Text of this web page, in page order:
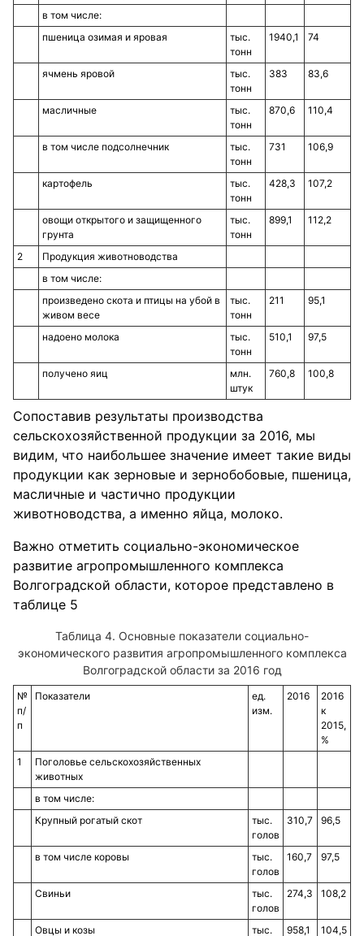
в том числе:
пшеница озимая и яровая
тыс.
тонн
1940,1 74
ячмень яровой
тыс.
тонн
383 83,6
масличные
тыс.
тонн
870,6 110,4
в том числе подсолнечник
тыс.
тонн
731 106,9
картофель
тыс.
тонн
428,3 107,2
овощи открытого и защищенного
грунта
тыс.
тонн
899,1 112,2
2
Продукция животноводства
в том числе:
произведено скота и птицы на убой в
живом весе
тыс.
тонн
211 95,1
надоено молока
тыс.
тонн
510,1 97,5
получено яиц
млн.
штук
760,8 100,8
Сопоставив результаты производства
сельскохозяйственной продукции за 2016, мы
видим, что наибольшее значение имеет такие виды
продукции как зерновые и зернобобовые, пшеница,
масличные и частично продукции
животноводства, а именно яйца, молоко.
Важно отметить социально-экономическое
развитие агропромышленного комплекса
Волгоградской области, которое представлено в
таблице 5
Основные показатели социально-
экономического развития агропромышленного комплекса
Волгоградской области за 2016 год
№
п/
п
Показатели
ед.
изм.
2016
2016
к
2015,
%
1
Поголовье сельскохозяйственных
животных
в том числе:
Крупный рогатый скот
тыс.
голов
310,7 96,5
в том числе коровы
тыс.
голов
160,7 97,5
Свиньи
тыс.
голов
274,3 108,2
Овцы и козы тыс. 958,1 104,5